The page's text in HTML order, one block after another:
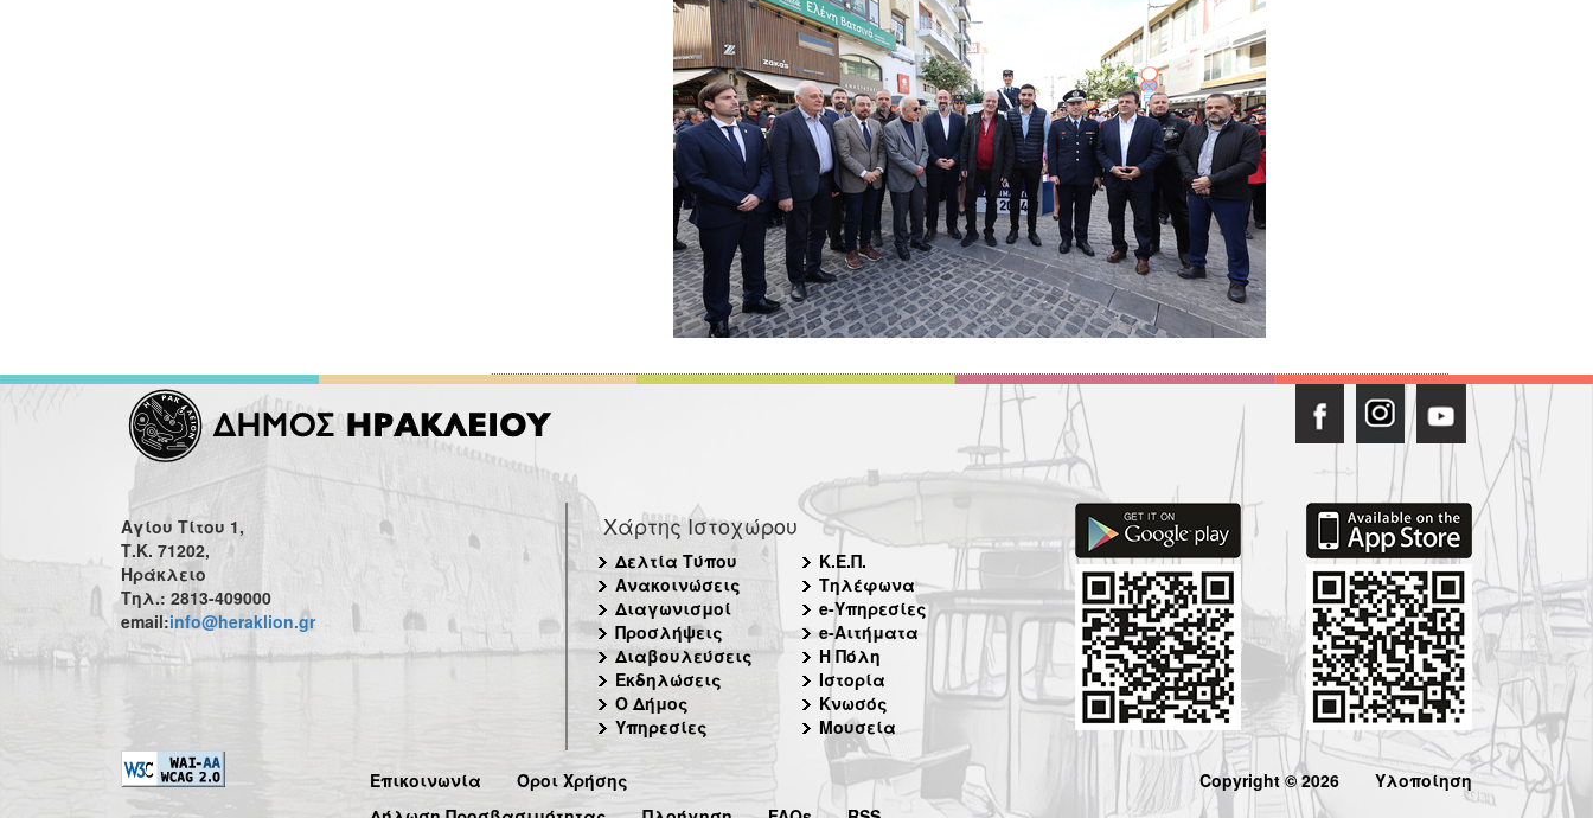
Αγίου Τίτου 1,
Τ.Κ. 71202,
Ηράκλειο
Τηλ.: 2813-409000
email:info@heraklion.gr
Χάρτης Ιστοχώρου
Δελτία Τύπου
Ανακοινώσεις
Διαγωνισμοί
Προσλήψεις
Διαβουλεύσεις
Εκδηλώσεις
Ο Δήμος
Υπηρεσίες
Κ.Ε.Π.
Τηλέφωνα
e-Υπηρεσίες
e-Αιτήματα
Η Πόλη
Ιστορία
Κνωσός
Μουσεία
Επικοινωνία
Όροι Χρήσης
Copyright © 2026 Υλοποίηση